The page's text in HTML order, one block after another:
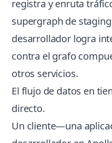
registra y enruta
supergraph de
desarrollador logra
contra el grafo
otros servicios.
El flujo de datos en
directo.
Un cliente—una